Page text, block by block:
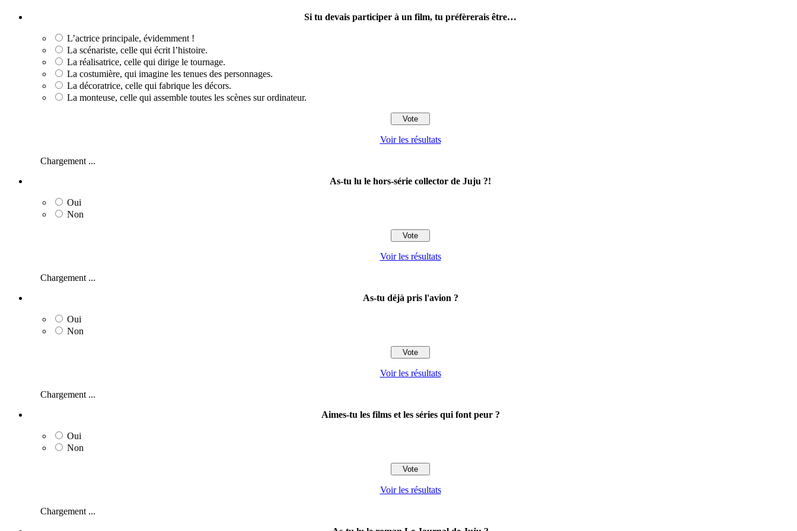
Si tu devais participer à un film, tu préfèrerais être…
L’actrice principale, évidemment !
La scénariste, celle qui écrit l’histoire.
La réalisatrice, celle qui dirige le tournage.
La costumière, qui imagine les tenues des personnages.
La décoratrice, celle qui fabrique les décors.
La monteuse, celle qui assemble toutes les scènes sur ordinateur.
Voir les résultats
Chargement ...
As-tu lu le hors-série collector de Juju ?!
Oui
Non
Voir les résultats
Chargement ...
As-tu déjà pris l'avion ?
Oui
Non
Voir les résultats
Chargement ...
Aimes-tu les films et les séries qui font peur ?
Oui
Non
Voir les résultats
Chargement ...